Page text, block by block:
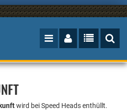
wird bei Speed Heads enthüllt.